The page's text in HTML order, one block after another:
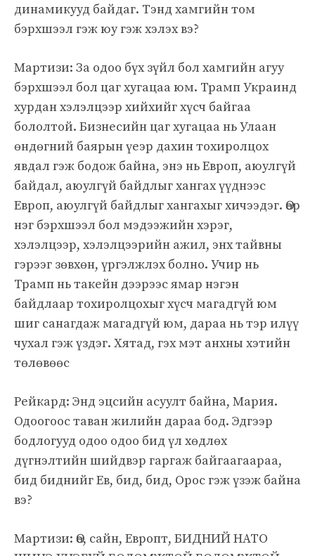
динамикууд байдаг. Тэнд хамгийн том
бэрхшээл гэж юу гэж хэлэх вэ?
Мартизи: За одоо бүх зүйл бол хамгийн агуу
бэрхшээл бол цаг хугацаа юм. Трамп Украинд
хурдан хэлэлцээр хийхийг хүсч байгаа
бололтой. Бизнесийн цаг хугацаа нь Улаан
өндөгний баярын үеэр дахин тохиролцох
явдал гэж бодож байна, энэ нь Европ, аюулгүй
байдал, аюулгүй байдлыг хангах үүднээс
Европ, аюулгүй байдлыг хангахыг хичээдэг. Өөр
нэг бэрхшээл бол мэдээжийн хэрэг,
хэлэлцээр, хэлэлцээрийн ажил, энх тайвны
гэрээг зөвхөн, үргэлжлэх болно. Учир нь
Трамп нь такейн дээрээс ямар нэгэн
байдлаар тохиролцохыг хүсч магадгүй юм
шиг санагдаж магадгүй юм, дараа нь тэр илүү
чухал гэж үздэг. Хятад, гэх мэт анхны хэтийн
төлөвөөс
Рейкард: Энд эцсийн асуулт байна, Мария.
Одоогоос таван жилийн дараа бод. Эдгээр
бодлогууд одоо одоо бид үл хөдлөх
дүгнэлтийн шийдвэр гаргаж байгаагаараа,
бид биднийг Ев, бид, бид, Орос гэж үзэж байна
вэ?
Мартизи: Өө, сайн, Европт, БИДНИЙ НАТО